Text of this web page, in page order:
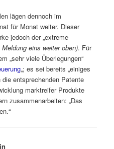
lägen dennoch im
für Monat weiter. Dieser
jedoch der „extreme
eins weiter oben). Für
„sehr viele Überlegungen“
„; es sei bereits „einiges
entsprechenden Patente
marktreifer Produkte
zusammenarbeiten: „Das